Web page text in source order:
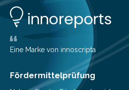
Lösungen interessieren. 1.
Konten auf einen Blick Viele
ihrem Online-Banking eine
mit der sich Konten bei anderen
Eine Marke von innoscripta
Fördermittelprüfung